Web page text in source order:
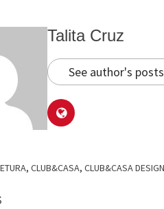
Talita Cruz
See author's posts
, CLUB&CASA, CLUB&CASA DESIGN